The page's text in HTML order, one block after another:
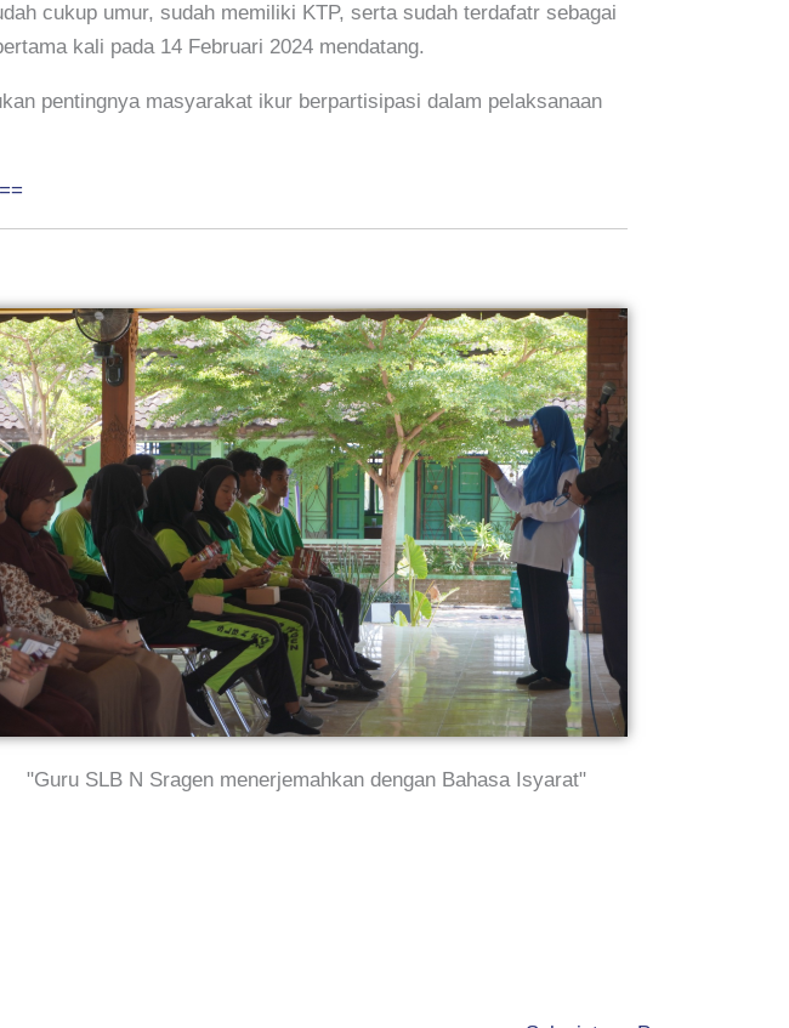
cukup umur, sudah memiliki KTP, serta sudah terdafatr sebagai
kali pada 14 Februari 2024 mendatang.
pentingnya masyarakat ikur berpartisipasi dalam pelaksanaan
"Guru SLB N Sragen menerjemahkan dengan Bahasa Isyarat"